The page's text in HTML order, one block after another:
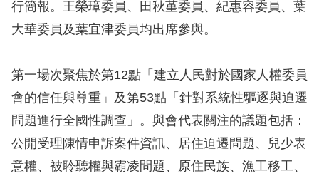
人
權
務
核
心
人
權
行簡報。王榮璋委員、田秋堇委員、紀惠容委員、葉
大華委員及葉宜津委員均出席參與。
第一場次聚焦於第12點「建立人民對於國家人權委員
會的信任與尊重」及第53點「針對系統性驅逐與迫遷
問題進行全國性調查」。與會代表關注的議題包括：
公開受理陳情申訴案件資訊、居住迫遷問題、兒少表
意權、被聆聽權與霸凌問題、原住民族、漁工移工、